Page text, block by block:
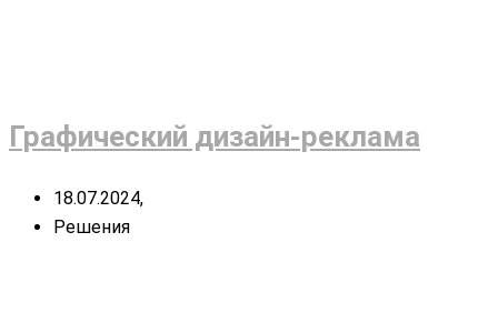
Графический дизайн-реклама
18.07.2024,
Решения